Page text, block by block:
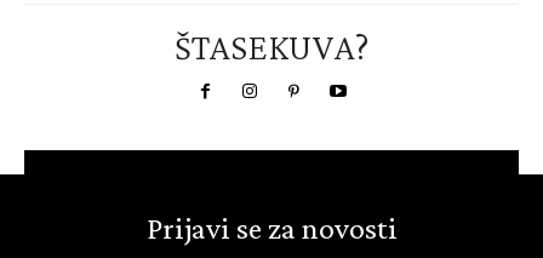
ŠTASEKUVA?
Prijavi se za novosti